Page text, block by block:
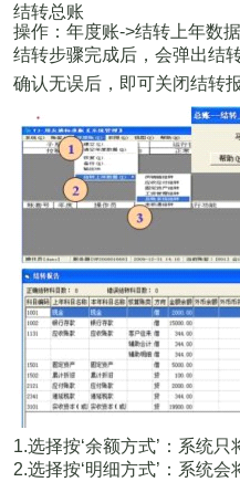
结转总账
操作：年度账->结转上年数据
结转步骤完成后，会弹出结转
确认无误后，即可关闭结转
1.选择按‘余额方式’ ：系统
2.选择按‘明细方式’ ：系统